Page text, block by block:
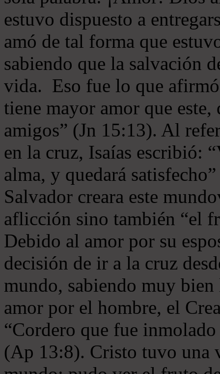
estuvo dispuesto a
amó de tal forma que
sabiendo que la salvación
vida. Eso fue lo que
tiene mayor amor que
amigos” (Jn 15:13). Al
en la cruz, Isaías escribió:
alma, y quedará
Salvador creara este
aflicción sino también “el
Debido al amor por su
decisión de ir a la cruz
mundo, sabiendo muy
amor por el hombre, el
“Cordero que fue
(Ap 13:8). Cristo tuvo una